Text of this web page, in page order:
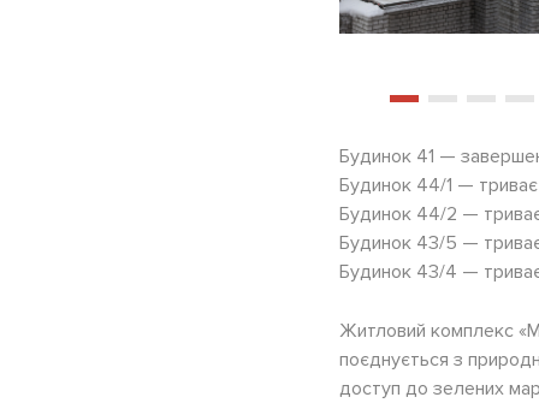
Будинок 41 —
Будинок 44/1 — триває
Будинок 44/2 — триває
Будинок 43/5 —
Будинок 43/4 —
Житловий комплекс
поєднується з
доступ до зелених